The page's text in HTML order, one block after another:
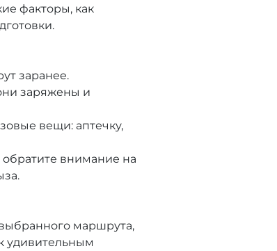
факторы, как
заранее.
заряжены и
вещи: аптечку,
внимание на
маршрута,
удивительным